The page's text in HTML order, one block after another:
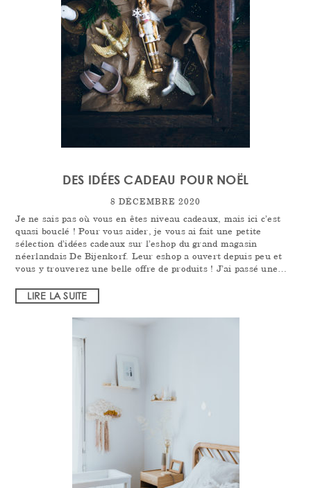
DES IDÉES CADEAU POUR NOËL
8 DÉCEMBRE 2020
Je ne sais pas où vous en êtes niveau cadeaux, mais ici c’est
quasi bouclé ! Pour vous aider, je vous ai fait une petite
sélection d’idées cadeaux sur l’eshop du grand magasin
néerlandais De Bijenkorf. Leur eshop a ouvert depuis peu et
vous y trouverez une belle offre de produits ! J’ai passé une…
LIRE LA SUITE